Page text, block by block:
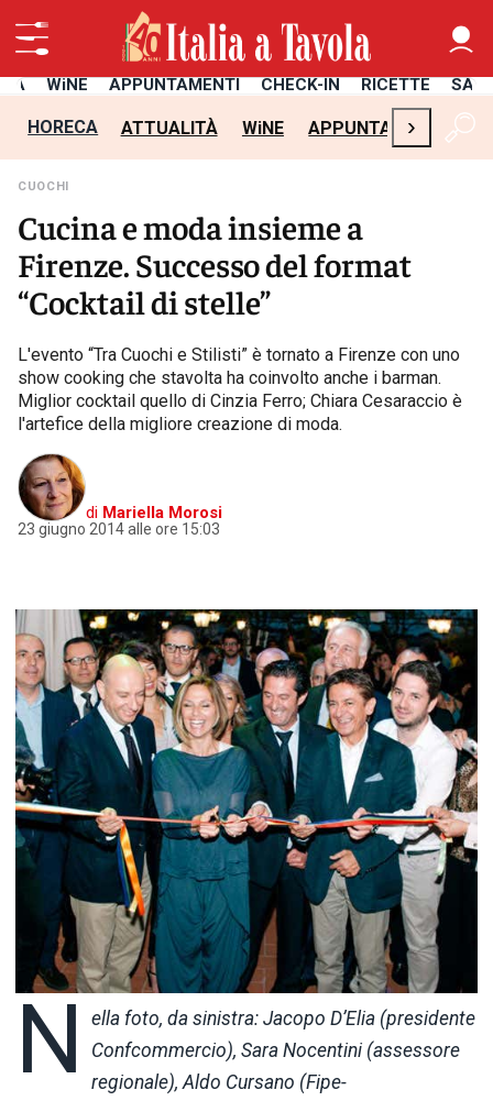
WiNE APPUNTAMENTI CHECK-IN RICETTE
HORECA ATTUALITÀ WiNE APPUNTAMENTI
›
CUOCHI
Cucina e moda insieme a
Firenze. Successo del format
“Cocktail di stelle”
L'evento “Tra Cuochi e Stilisti” è tornato a Firenze con uno
show cooking che stavolta ha coinvolto anche i barman.
Miglior cocktail quello di Cinzia Ferro; Chiara Cesaraccio è
l'artefice della migliore creazione di moda.
di Mariella Morosi
23 giugno 2014 alle ore 15:03
N
ella foto, da sinistra: Jacopo D’Elia (presidente
Confcommercio), Sara Nocentini (assessore
regionale), Aldo Cursano (Fipe-